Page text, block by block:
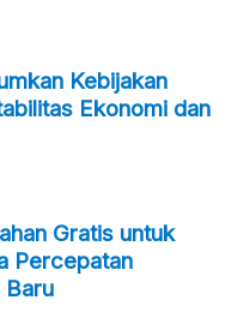
Kebijakan
Ekonomi dan
Gratis untuk
Percepatan
Baru